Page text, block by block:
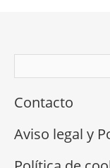
Contacto
Aviso legal y